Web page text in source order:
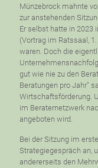
Münzebrock mahnte
zur anstehenden
Er selbst hatte in 2023
(Vortrag im Ratssaal,
waren. Doch die
gut wie nie zu den
Beratungen pro Jahr"
Wirtschaftsförderung.
im Beraternetzwerk
angeboten wird.
Bei der Sitzung im
Strategiegespräch an,
andererseits den